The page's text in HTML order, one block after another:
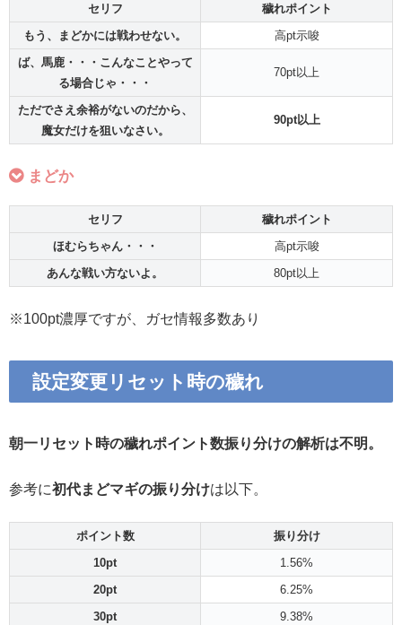
セリフ 穢れポイント
もう、まどかには戦わせない。
高pt示唆
ば、馬鹿・・・こんなことやって
る場合じゃ・・・
70pt以上
ただでさえ余裕がないのだから、
魔女だけを狙いなさい。
90pt以上
まどか
セリフ 穢れポイント
ほむらちゃん・・・
高pt示唆
あんな戦い方ないよ。
80pt以上
※100pt濃厚ですが、ガセ情報多数あり
設定変更リセット時の穢れ
朝一リセット時の穢れポイント数振り分けの解析は不明。
参考に初代まどマギの振り分けは以下。
ポイント数
振り分け
10pt
1.56%
20pt
6.25%
30pt
9.38%